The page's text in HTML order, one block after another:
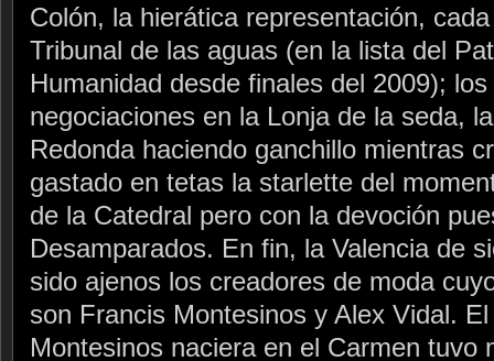
Colón, la hierática representación,
Tribunal de las aguas (en la lista del
Humanidad desde finales del 2009);
negociaciones en la Lonja de la seda,
Redonda haciendo ganchillo mientras
gastado en tetas la starlette del
de la Catedral pero con la devoción
Desamparados. En fin, la Valencia de
sido ajenos los creadores de moda
son Francis Montesinos y Alex Vidal.
Montesinos naciera en el Carmen tuvo